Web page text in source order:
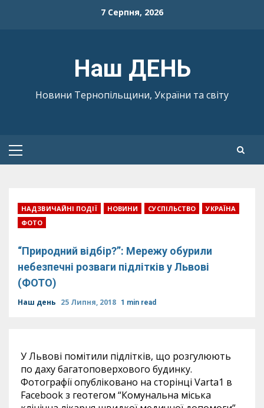
7 Серпня, 2026
Наш ДЕНЬ
Новини Тернопільщини, України та світу
Primary
НАДЗВИЧАЙНІ ПОДІЇ НОВИНИ СУСПІЛЬСТВО
УКРАЇНА
ФОТО
“Природний відбір?”: Мережу обурили
небезпечні розваги підлітків у Львові
(ФОТО)
Наш день 25 Липня, 2018 1 min read
У Львові помітили підлітків, що розгулюють
по даху багатоповерхового будинку.
Фотографії опубліковано на сторінці Varta1 в
Facebook з геотегом “Комунальна міська